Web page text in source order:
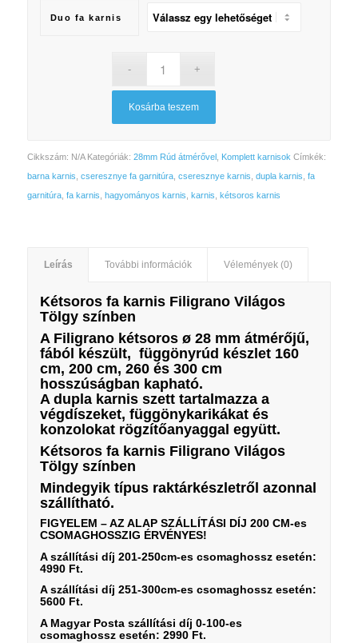
Duo fa karnis
Kosárba teszem
Cikkszám: N/A Kategóriák: 28mm Rúd átmérővel, Komplett karnisok Címkék:
barna karnis cseresznye fa garnitúra, cseresznye karnis dupla karnis fa
garnitúra, fa karnis hagyományos karnis karnis kétsoros karnis
Leírás További információk Vélemények (0)
Kétsoros fa karnis Filigrano Világos
Tölgy színben
A Filigrano kétsoros ø 28 mm átmérőjű,
fából készült, függönyrúd készlet 160
cm, 200 cm, 260 és 300 cm
hosszúságban kapható.
A dupla karnis szett tartalmazza a
végdíszeket, függönykarikákat és
konzolokat rögzítőanyaggal együtt.
Kétsoros fa karnis Filigrano Világos
Tölgy színben
Mindegyik típus raktárkészletről azonnal
szállítható.
FIGYELEM – AZ ALAP SZÁLLÍTÁSI DÍJ 200 CM-es
CSOMAGHOSSZIG ÉRVÉNYES!
A szállítási díj 201-250cm-es csomaghossz esetén:
4990 Ft.
A szállítási díj 251-300cm-es csomaghossz esetén:
5600 Ft.
A Magyar Posta szállítási díj 0-100-es
csomaghossz esetén: 2990 Ft.